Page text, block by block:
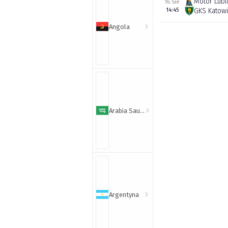
Angola
Arabia Saudyjska
Argentyna
16 Sie
14:45
GKS